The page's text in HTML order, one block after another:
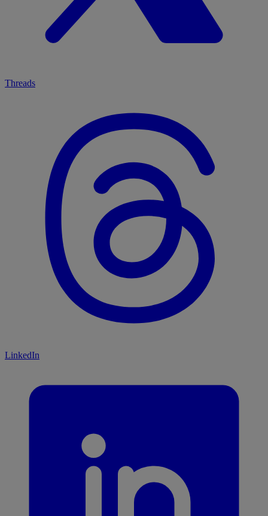
Threads
LinkedIn